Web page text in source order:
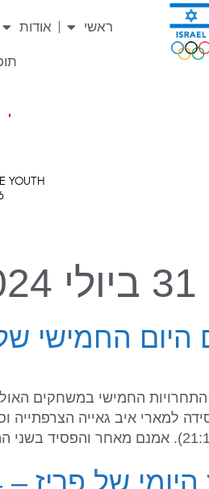
ראשי אודות
31 ביולי 2024
היום החמישי של
של פריז – 31/7/2024